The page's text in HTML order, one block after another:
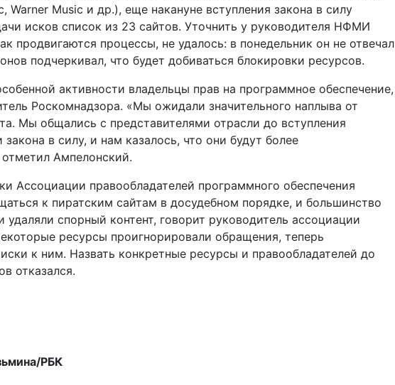
Warner Music и др.), еще накануне вступления закона в силу
исков список из 23 сайтов. Уточнить у руководителя НФМИ
продвигаются процессы, не удалось: в понедельник он не отвечал
подчеркивал, что будет добиваться блокировки ресурсов.
активности владельцы прав на программное обеспечение,
Роскомнадзора. «Мы ожидали значительного наплыва от
Мы общались с представителями отрасли до вступления
в силу, и нам казалось, что они будут более
Ампелонский.
Ассоциации правообладателей программного обеспечения
к пиратским сайтам в досудебном порядке, и большинство
удаляли спорный контент, говорит руководитель ассоциации
ресурсы проигнорировали обращения, теперь
к ним. Назвать конкретные ресурсы и правообладателей до
отказался.​
РБК